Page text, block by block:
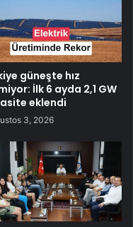
güneşte hız
İlk 6 ayda 2,1 GW
eklendi
3, 2026